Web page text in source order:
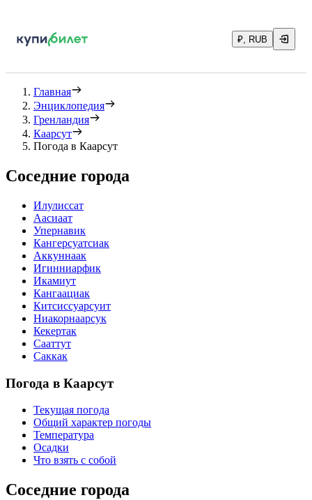
₽, RUB
Главная
Энциклопедия
Гренландия
Каарсут
Погода в Каарсут
Соседние города
Илулиссат
Аасиаат
Упернавик
Кангерсуатсиак
Аккуннаак
Игинниарфик
Икамиут
Кангаациак
Китсиссуарсуит
Ниакорнаарсук
Кекертак
Сааттут
Саккак
Погода в Каарсут
Текущая погода
Общий характер погоды
Температура
Осадки
Что взять с собой
Соседние города